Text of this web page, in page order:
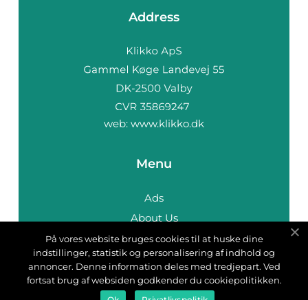
Address
web: www.klikko.dk
Menu
Ads
About Us
Cookies
Contact
Sitemap
På vores website bruges cookies til at huske dine
indstillinger, statistik og personalisering af indhold og
annoncer. Denne information deles med tredjepart. Ved
fortsat brug af websiden godkender du cookiepolitikken.